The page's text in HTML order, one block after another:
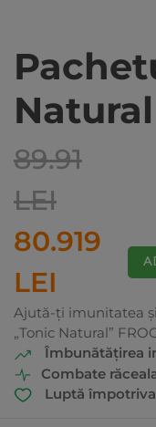
Natural
89.91
LEI
80.919
LEI
Ajută-ți imunitatea
„Tonic Natural”
Îmbunătățirea
Combate
Luptă